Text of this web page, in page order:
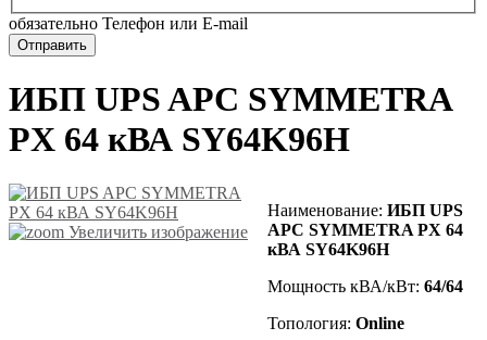
обязательно Телефон или E-mail
ИБП UPS APC SYMMETRA
PX 64 кВА SY64K96H
Увеличить изображение
Наименование: ИБП UPS
APC SYMMETRA PX 64
кВА SY64K96H
Мощность кВА/кВт: 64/64
Топология: Online